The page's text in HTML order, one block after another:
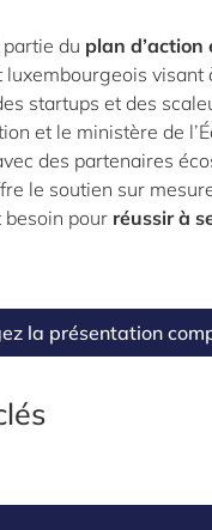
du plan
luxembourgeois visant
startups et des
et le ministère de
des partenaires
le soutien sur
pour réussir à
la présentation